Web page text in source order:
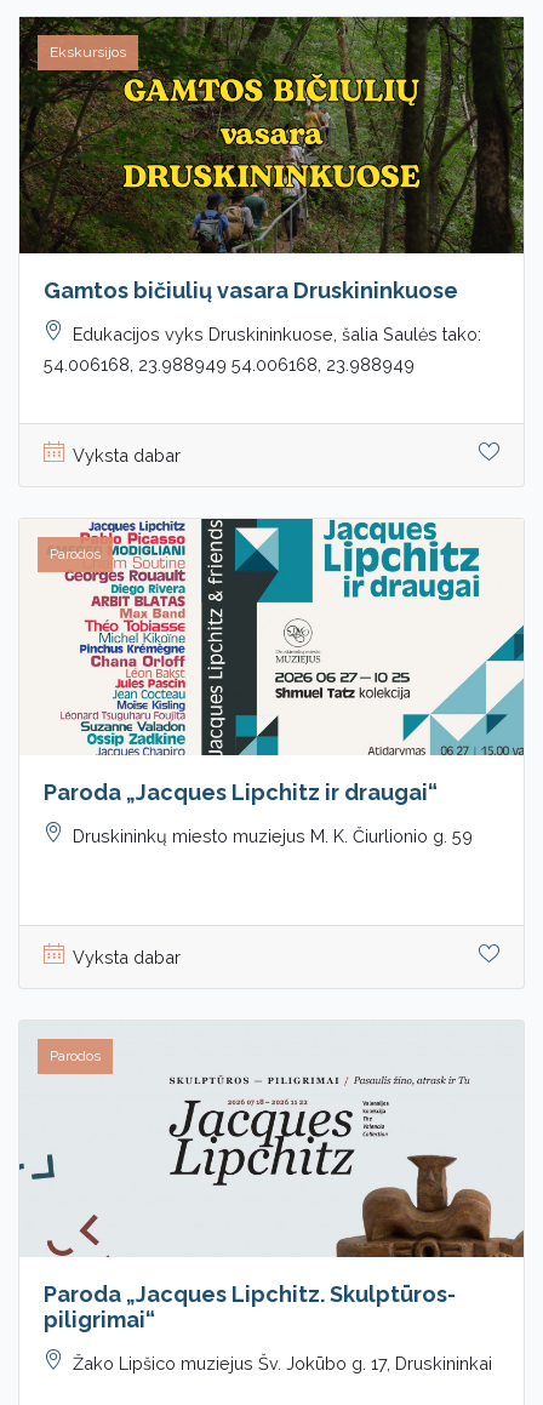
Ekskursijos
Gamtos bičiulių vasara Druskininkuose
Edukacijos vyks Druskininkuose, šalia Saulės tako:
54.006168, 23.988949 54.006168, 23.988949
Vyksta dabar
Parodos
Paroda „Jacques Lipchitz ir draugai“
Druskininkų miesto muziejus M. K. Čiurlionio g. 59
Vyksta dabar
Parodos
Paroda „Jacques Lipchitz. Skulptūros-
piligrimai“
Žako Lipšico muziejus Šv. Jokūbo g. 17, Druskininkai